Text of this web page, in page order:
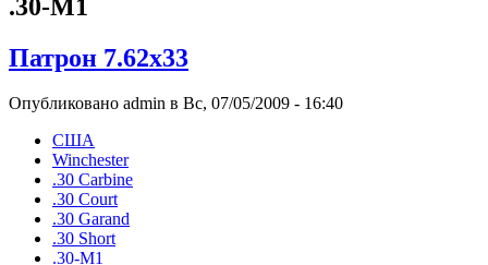
.30-М1
Патрон 7.62x33
Опубликовано admin в Вс, 07/05/2009 - 16:40
США
Winchester
.30 Carbine
.30 Court
.30 Garand
.30 Short
.30-М1